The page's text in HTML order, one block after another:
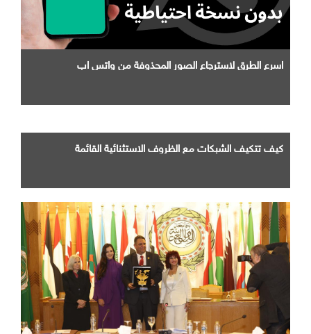
اسرع الطرق لاسترجاع الصور المحذوفة من واتس اب
كيف تتكيف الشبكات مع الظروف الاستثنائية القائمة